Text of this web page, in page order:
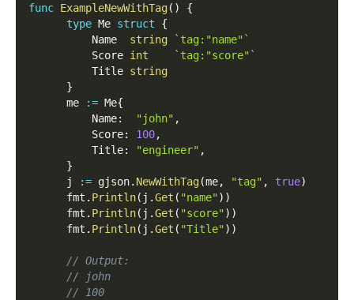
func ExampleNewWithTag( )
{
type Me struct
{
          Name
string
`tag:"name"`
          Score
int
`tag:"score"`
          Title
string
}
      me
:= Me{
          Name
: "john" ,
          Score
: 100,
          Title
: "engineer" ,
}
      j
:= gjson. NewWithTag(me, "tag" , true)
      fmt
. Println( j .Get ( "name") )
      fmt
. Println( j .Get ( "score") )
      fmt
. Println( j .Get ( "Title") )
// Output:
// john
// 100